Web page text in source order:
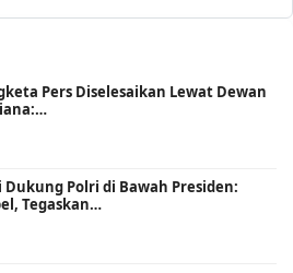
Pers Diselesaikan Lewat Dewan
Dukung Polri di Bawah Presiden:
Tegaskan…